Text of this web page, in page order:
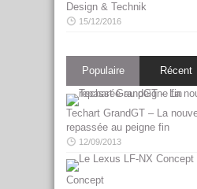
Design & Technik
15/12/2016
Populaire Récent
Techart GrandGT – La
repassée au peigne fin
12/09/2013
Concept